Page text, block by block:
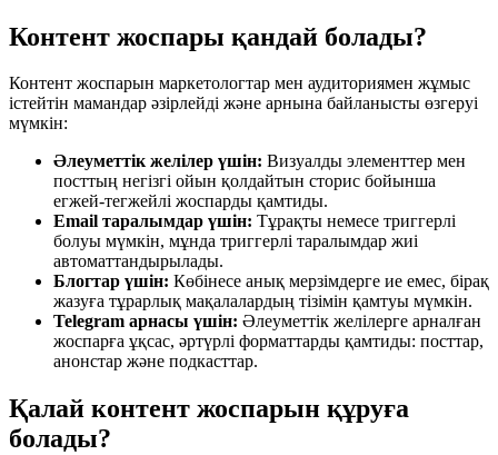
Контент жоспары қандай болады?
Контент жоспарын маркетологтар мен аудиториямен жұмыс
істейтін мамандар әзірлейді және арнына байланысты өзгеруі
мүмкін:
Әлеуметтік желілер үшін: Визуалды элементтер мен
посттың негізгі ойын қолдайтын сторис бойынша
егжей-тегжейлі жоспарды қамтиды.
Email таралымдар үшін: Тұрақты немесе триггерлі
болуы мүмкін, мұнда триггерлі таралымдар жиі
автоматтандырылады.
Блогтар үшін: Көбінесе анық мерзімдерге ие емес, бірақ
жазуға тұрарлық мақалалардың тізімін қамтуы мүмкін.
Telegram арнасы үшін: Әлеуметтік желілерге арналған
жоспарға ұқсас, әртүрлі форматтарды қамтиды: посттар,
анонстар және подкасттар.
Қалай контент жоспарын құруға
болады?